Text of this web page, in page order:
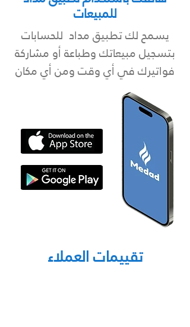
للمبيعات
يسمح لك تطبيق مداد للحسابات
بتسجيل مبيعاتك وطباعة أو مشاركة
فواتيرك في أي وقت ومن أي مكان
تقييمات العملاء